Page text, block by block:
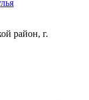
район, г.